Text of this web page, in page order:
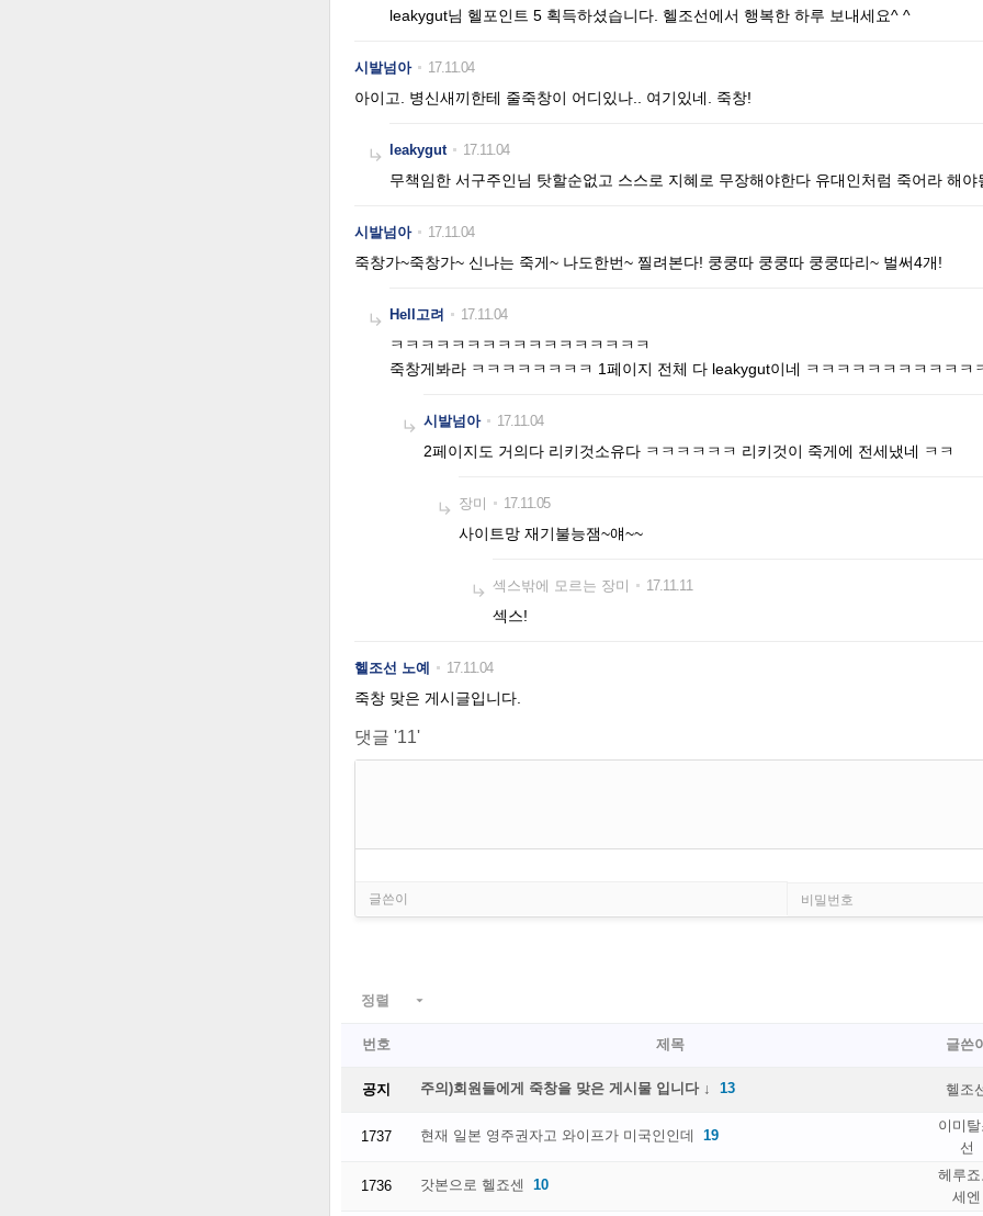
leakygut님 헬포인트 5 획득하셨습니다. 헬조선에서 행복한 하루 보내세요^ ^
시발넘아 17.11.04
아이고. 병신새끼한테 줄죽창이 어디있나.. 여기있네. 죽창!
 leakygut 17.11.04
무책임한 서구주인님 탓할순없고 스스로 지혜로 무장해야한다 유대인처럼 죽어라 해야
시발넘아 17.11.04
죽창가~죽창가~ 신나는 죽게~ 나도한번~ 찔려본다! 쿵쿵따 쿵쿵따 쿵쿵따리~ 벌써4개!
 Hell고려 17.11.04
ㅋㅋㅋㅋㅋㅋㅋㅋㅋㅋㅋㅋㅋㅋㅋㅋㅋ
죽창게봐라 ㅋㅋㅋㅋㅋㅋㅋㅋ 1페이지 전체 다 leakygut이네 ㅋㅋㅋㅋㅋㅋㅋㅋㅋㅋㅋ
 시발넘아 17.11.04
2페이지도 거의다 리키것소유다 ㅋㅋㅋㅋㅋㅋ 리키것이 죽게에 전세냈네 ㅋㅋ
 장미 17.11.05
사이트망 재기불능잼~얘~~
 섹스밖에 모르는 장미 17.11.11
섹스!
헬조선 노예 17.11.04
죽창 맞은 게시글입니다.
댓글 '11'
정렬 
번호 제목 글쓴
공지 주의)회원들에게 죽창을 맞은 게시물 입니다 ↓ 13 헬조
1737 현재 일본 영주권자고 와이프가 미국인인데 19
이미
선
1736 갓본으로 헬죠센 10
헤루
세엔